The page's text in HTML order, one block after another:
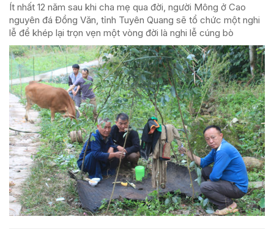
Ít nhất 12 năm sau khi cha mẹ qua đời, người Mông ở Cao
nguyên đá Đồng Văn, tỉnh Tuyên Quang sẽ tổ chức một nghi
lễ để khép lại trọn vẹn một vòng đời là nghi lễ cúng bò